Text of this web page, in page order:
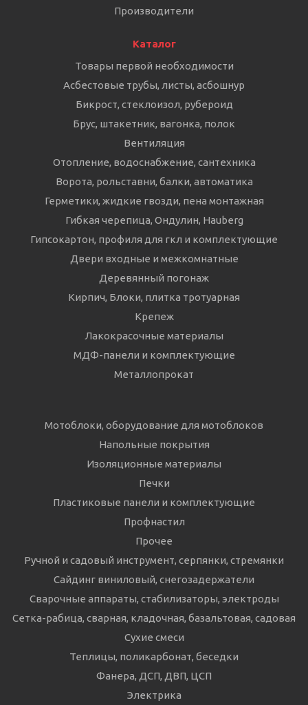
Производители
Каталог
Товары первой необходимости
Асбестовые трубы, листы, асбошнур
Бикрост, стеклоизол, рубероид
Брус, штакетник, вагонка, полок
Вентиляция
Отопление, водоснабжение, сантехника
Ворота, рольставни, балки, автоматика
Герметики, жидкие гвозди, пена монтажная
Гибкая черепица, Ондулин, Hauberg
Гипсокартон, профиля для гкл и комплектующие
Двери входные и межкомнатные
Деревянный погонаж
Кирпич, Блоки, плитка тротуарная
Крепеж
Лакокрасочные материалы
МДФ-панели и комплектующие
Металлопрокат
Мотоблоки, оборудование для мотоблоков
Напольные покрытия
Изоляционные материалы
Печки
Пластиковые панели и комплектующие
Профнастил
Прочее
Ручной и садовый инструмент, серпянки, стремянки
Сайдинг виниловый, снегозадержатели
Сварочные аппараты, стабилизаторы, электроды
Сетка-рабица, сварная, кладочная, базальтовая, садовая
Сухие смеси
Теплицы, поликарбонат, беседки
Фанера, ДСП, ДВП, ЦСП
Электрика